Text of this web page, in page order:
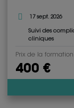
17 sept. 2026
Suivi des
cliniques
Prix de la formation
400 €